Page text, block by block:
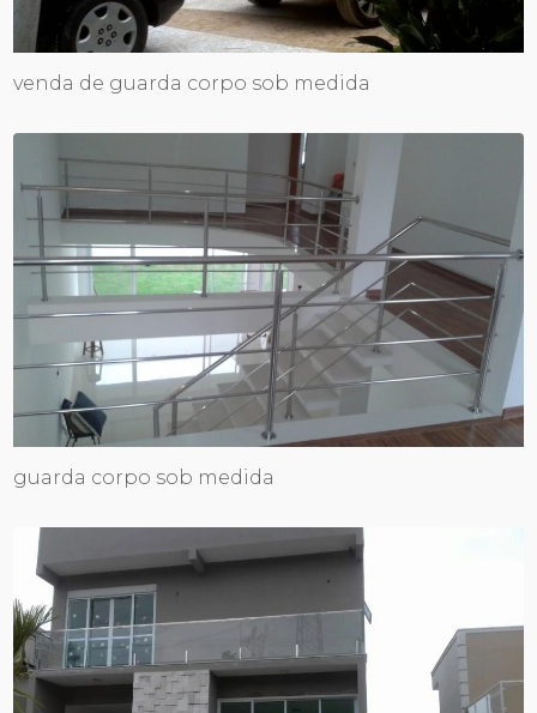
venda de guarda corpo sob medida
guarda corpo sob medida